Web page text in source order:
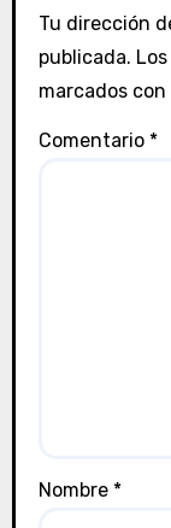
Tu dirección
publicada.
marcados con
Comentario *
Nombre *